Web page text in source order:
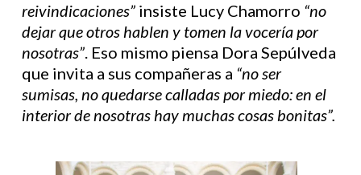
reivindicaciones”insiste Lucy Chamorro “no
dejar que otros hablen y tomen la vocería por
nosotras”. Eso mismo piensa Dora Sepúlveda
que invita a sus compañeras a “no ser
sumisas, no quedarse calladas por miedo: en el
interior de nosotras hay muchas cosas bonitas”.